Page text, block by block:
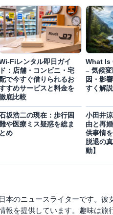
Fiレンタル即日ガイ
ド：店舗・コンビニ・宅
で今すぐ借りられるお
すめサービスと料金を
底比較
What Is
– 気候
因・影
すく解説
坂浩二の現在：歩行困
や医療ミス疑惑を総ま
とめ
小田井
由と再
供事情
脱退の
動】
本のニュースライターです。
報を提供しています。趣味は